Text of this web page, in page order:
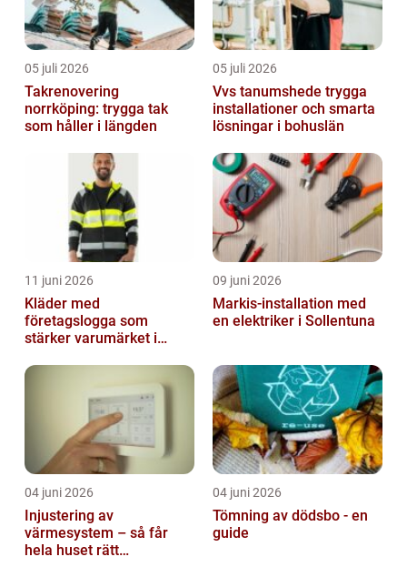
05 juli 2026
Takrenovering
norrköping: trygga tak
som håller i längden
05 juli 2026
Vvs tanumshede trygga
installationer och smarta
lösningar i bohuslän
11 juni 2026
Kläder med
företagslogga som
stärker varumärket i
09 juni 2026
Markis-installation med
en elektriker i Sollentuna
04 juni 2026
Injustering av
värmesystem – så får
hela huset rätt
04 juni 2026
Tömning av dödsbo - en
guide